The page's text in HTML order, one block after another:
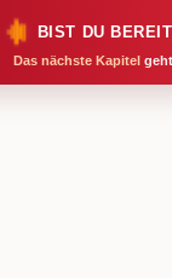
BIST DU
Das nächste Kapitel